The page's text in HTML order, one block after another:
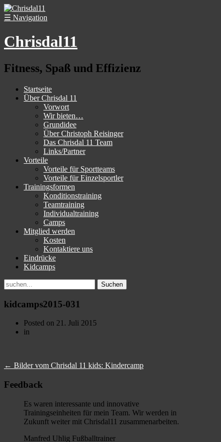
☰ Navigation
Chrisdal11
Fitness, Spaß und Effizienz
Startseite
Über Chrisdal 11
Vorwort
Wir bieten…
Grundidee
Über Christoph Reisinger
Das Chrisdal 11 Team
Links/Partner
Vorteile
Vorteile für Sportteams
Vorteile für Einzelsportler
Trainingsformen
Konditionstraining
Teamtraining
Individualtraining
Camps
Mitglied werden
Kosten
Kontaktiere uns
Eindrücke
Kidcamps
Suchen
nach:
kidcamps2015-031
Posted on 21. Juli 2015
in
← Bilder vom Chrisdal 11 kids: Kindercamp
Feedback
Es waren interessante und innovative
Trainingseinheiten für mein Team. Wir werden in
Zukunft weiter mit Chrisdal11 zusammenarbeiten.
Manfred Uhlig Fußballtrainer